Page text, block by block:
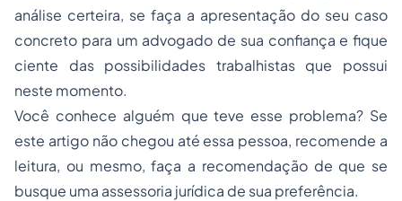
análise certeira, se faça a apresentação do seu caso
concreto para um advogado de sua confiança e fique
ciente das possibilidades trabalhistas que possui
neste momento.
Você conhece alguém que teve esse problema? Se
este artigo não chegou até essa pessoa, recomende a
leitura, ou mesmo, faça a recomendação de que se
busque uma assessoria jurídica de sua preferência.